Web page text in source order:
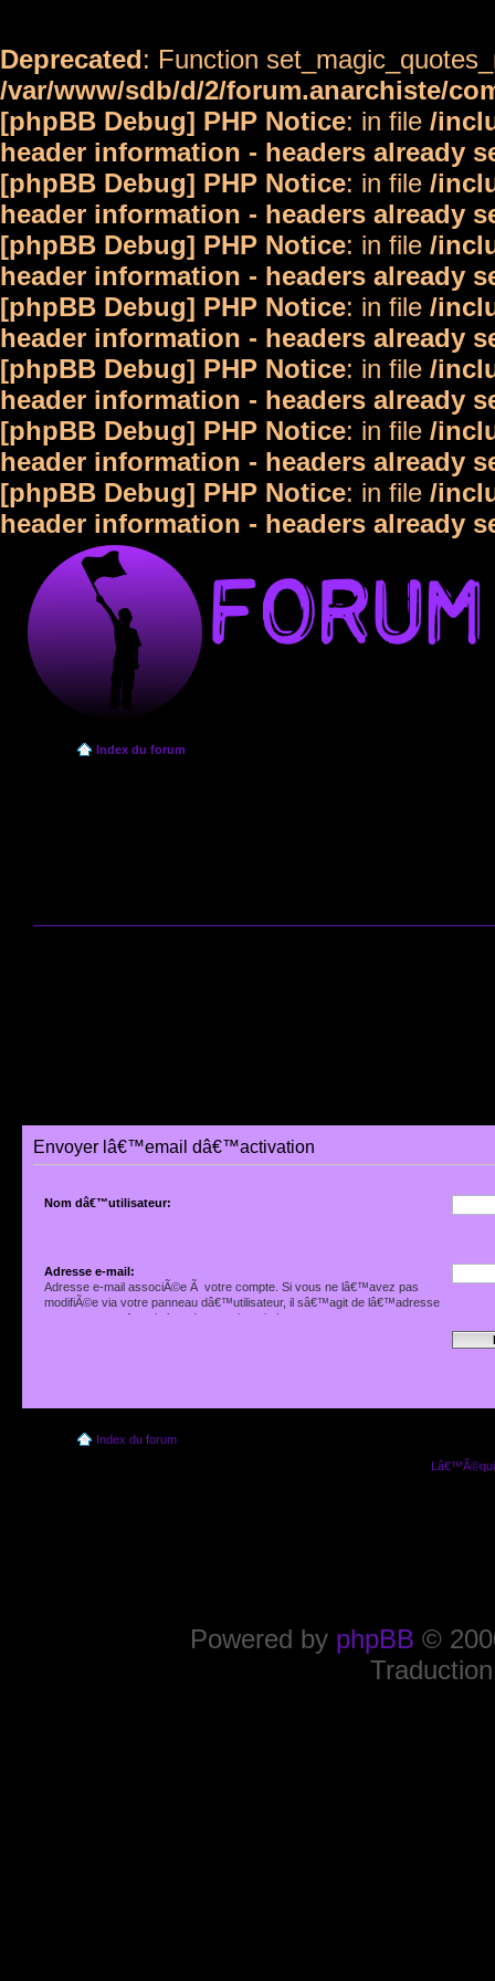
Deprecated: Function
/var/www/sdb/d/2/forum.anarchiste/
[phpBB Debug] PHP Notice: in file /
header information - headers already
[phpBB Debug] PHP Notice: in file /
header information - headers already
[phpBB Debug] PHP Notice: in file /
header information - headers already
[phpBB Debug] PHP Notice: in file /
header information - headers already
[phpBB Debug] PHP Notice: in file /
header information - headers already
[phpBB Debug] PHP Notice: in file /
header information - headers already
[phpBB Debug] PHP Notice: in file /
header information - headers already
Index du forum
Envoyer lâ€™email dâ€™activation
Nom dâ€™utilisateur:
Adresse e-mail:
Adresse e-mail associÃ©e Ã votre compte. Si vous ne lâ€™avez pas
modifiÃ©e via votre panneau dâ€™utilisateur, il sâ€™agit de lâ€™adresse
que vous avez fournie lors de votre inscription.
Index du forum
Powered by phpBB ©